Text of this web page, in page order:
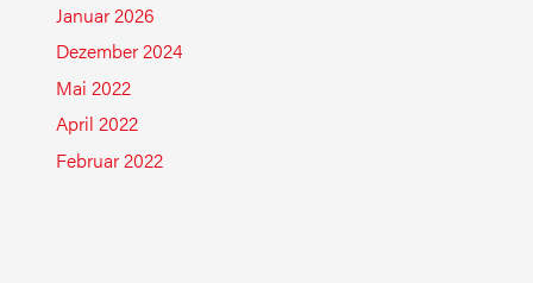
Januar 2026
Dezember 2024
Mai 2022
April 2022
Februar 2022